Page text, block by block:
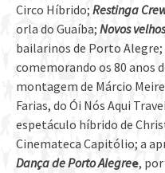
Circo Híbrido; Restinga
orla do Guaíba; Novos
bailarinos de Porto Alegre;
comemorando os 80 anos
montagem de Márcio
Farias, do Ói Nós Aqui
espetáculo híbrido de
Cinemateca Capitólio; a
Dança de Porto Alegree,